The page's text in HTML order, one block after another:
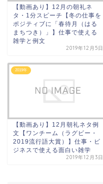
【動画あり】12月の朝礼ネ
タ・1分スピーチ【冬の仕事を
ポジティブに「春待月（はる
まちつき）」】仕事で使える
雑学と例文
2019年12月5日
2019年
【動画あり】12月朝礼ネタ例
文【ワンチーム（ラグビー・
2019流行語大賞）】仕事・ビ
ジネスで使える面白い雑学
2019年12月3日